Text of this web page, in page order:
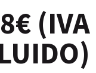
€ (IVA